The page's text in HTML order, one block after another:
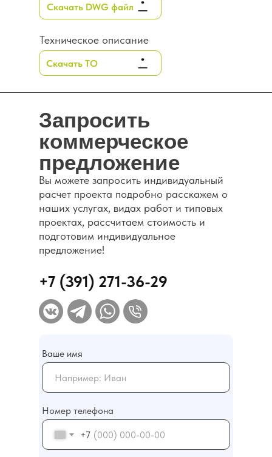
Техническое описание
Скачать DWG файл
Скачать ТО
Запросить
коммерческое
предложение
Ваше имя
Номер телефона
+7
Вы можете запросить индивидуальный
расчет проекта подробно расскажем о
наших услугах, видах работ и типовых
проектах, рассчитаем стоимость и
подготовим индивидуальное
предложение!
+7 (391) 271-36-29
Каталог
О компании